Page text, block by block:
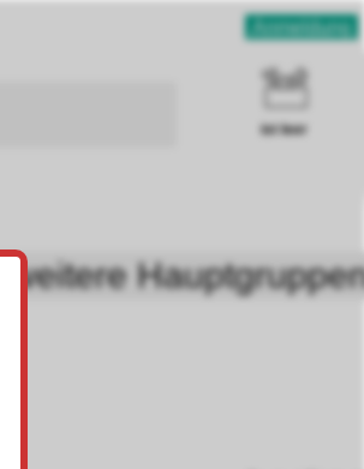
Anmeldung
ist leer
weitere